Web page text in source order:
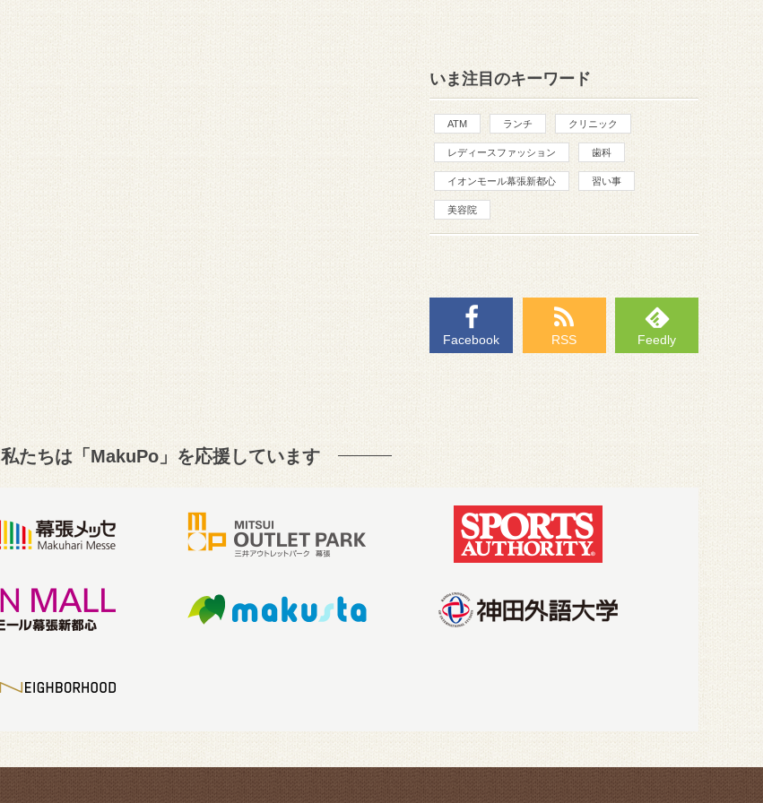
いま注目のキーワード
ATM ランチ クリニック
レディースファッション 歯科
イオンモール幕張新都心 習い事
美容院
Facebook RSS Feedly
私たちは「MakuPo」を応援しています